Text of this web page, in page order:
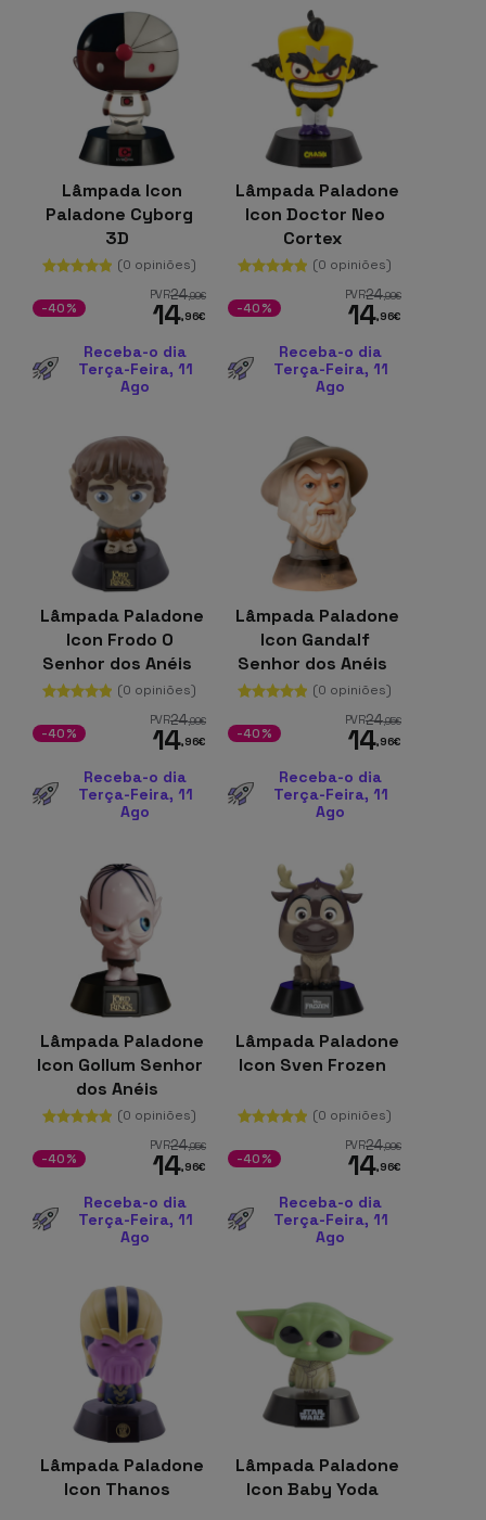
Lâmpada Icon
Paladone Cyborg
3D
(0 opiniões)
PVR24,99€
14,96€
-40%
Receba-o dia
Terça-Feira, 11
Ago
Lâmpada Paladone
Icon Doctor Neo
Cortex
(0 opiniões)
PVR24,99€
14,96€
-40%
Receba-o dia
Terça-Feira, 11
Ago
Lâmpada Paladone
Icon Frodo O
Senhor dos Anéis
(0 opiniões)
PVR24,99€
14,96€
-40%
Receba-o dia
Terça-Feira, 11
Ago
Lâmpada Paladone
Icon Gandalf
Senhor dos Anéis
(0 opiniões)
PVR24,95€
14,96€
-40%
Receba-o dia
Terça-Feira, 11
Ago
Lâmpada Paladone
Icon Gollum Senhor
dos Anéis
(0 opiniões)
PVR24,95€
14,96€
-40%
Receba-o dia
Terça-Feira, 11
Ago
Lâmpada Paladone
Icon Sven Frozen
(0 opiniões)
PVR24,99€
14,96€
-40%
Receba-o dia
Terça-Feira, 11
Ago
Lâmpada Paladone
Icon Thanos
Lâmpada Paladone
Icon Baby Yoda